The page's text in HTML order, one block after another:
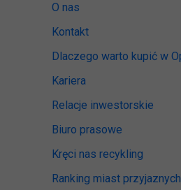
O nas
Kontakt
Dlaczego warto kupić w
Kariera
Relacje inwestorskie
Biuro prasowe
Kręci nas recykling
Ranking miast